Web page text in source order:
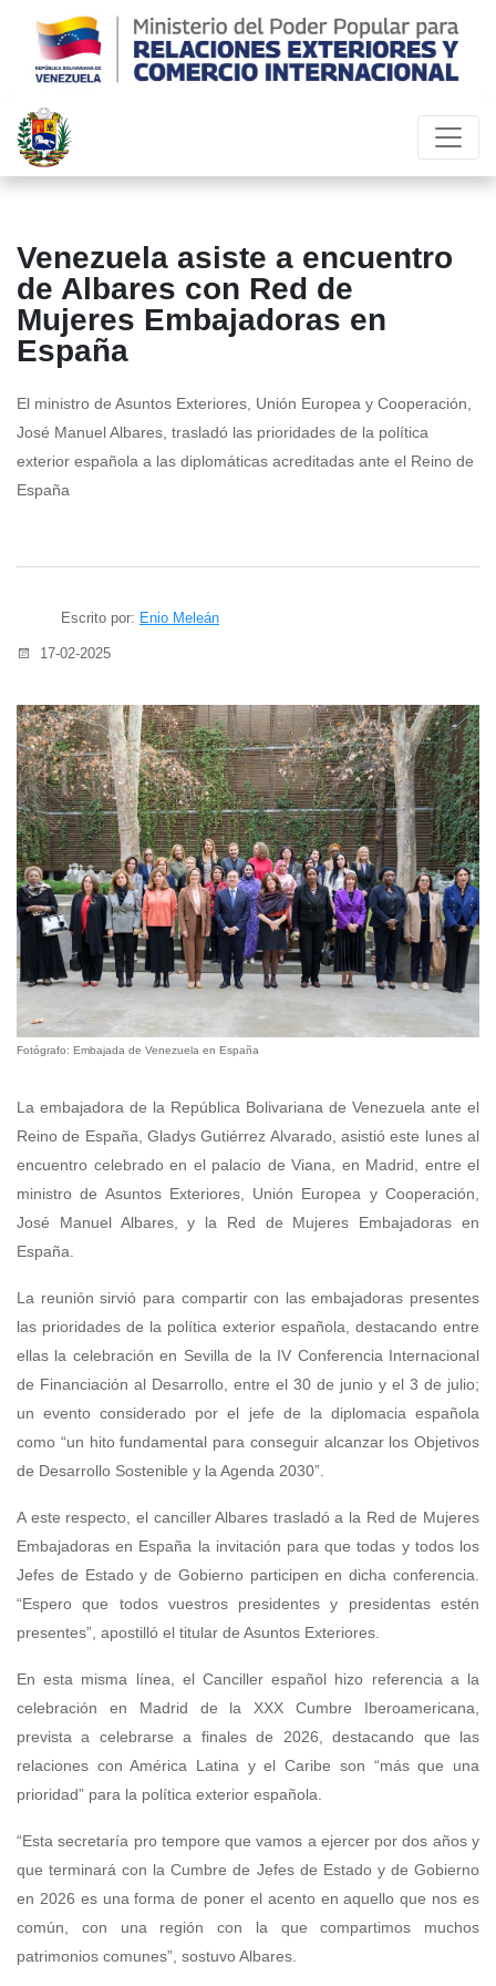
Venezuela asiste a encuentro
de Albares con Red de
Mujeres Embajadoras en
España
El ministro de Asuntos Exteriores, Unión Europea y Cooperación,
José Manuel Albares, trasladó las prioridades de la política
exterior española a las diplomáticas acreditadas ante el Reino de
España
Escrito por: Enio Meleán
17-02-2025
Fotógrafo: Embajada de Venezuela en España
La embajadora de la República Bolivariana de Venezuela ante el
Reino de España, Gladys Gutiérrez Alvarado, asistió este lunes al
encuentro celebrado en el palacio de Viana, en Madrid, entre el
ministro de Asuntos Exteriores, Unión Europea y Cooperación,
José Manuel Albares, y la Red de Mujeres Embajadoras en
España.
La reunión sirvió para compartir con las embajadoras presentes
las prioridades de la política exterior española, destacando entre
ellas la celebración en Sevilla de la IV Conferencia Internacional
de Financiación al Desarrollo, entre el 30 de junio y el 3 de julio;
un evento considerado por el jefe de la diplomacia española
como “un hito fundamental para conseguir alcanzar los Objetivos
de Desarrollo Sostenible y la Agenda 2030”.
A este respecto, el canciller Albares trasladó a la Red de Mujeres
Embajadoras en España la invitación para que todas y todos los
Jefes de Estado y de Gobierno participen en dicha conferencia.
“Espero que todos vuestros presidentes y presidentas estén
presentes”, apostilló el titular de Asuntos Exteriores.
En esta misma línea, el Canciller español hizo referencia a la
celebración en Madrid de la XXX Cumbre Iberoamericana,
prevista a celebrarse a finales de 2026, destacando que las
relaciones con América Latina y el Caribe son “más que una
prioridad” para la política exterior española.
“Esta secretaría pro tempore que vamos a ejercer por dos años y
que terminará con la Cumbre de Jefes de Estado y de Gobierno
en 2026 es una forma de poner el acento en aquello que nos es
común, con una región con la que compartimos muchos
patrimonios comunes”, sostuvo Albares.